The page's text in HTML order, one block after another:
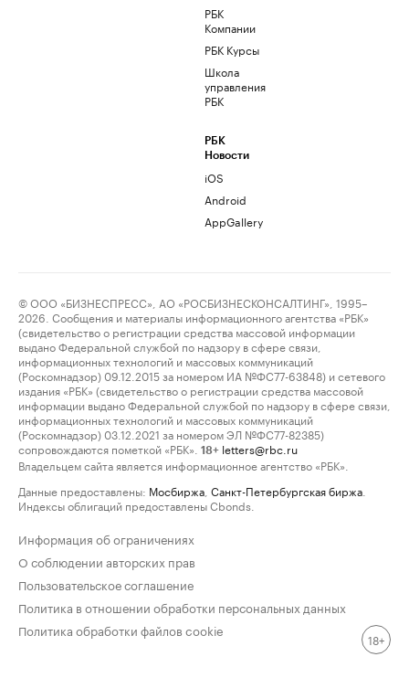
РБК
Компании
РБК Курсы
Школа
управления
РБК
РБК
Новости
iOS
Android
AppGallery
© ООО «БИЗНЕСПРЕСС», АО «РОСБИЗНЕСКОНСАЛТИНГ», 1995–
2026. Сообщения и материалы информационного агентства «РБК»
(свидетельство о регистрации средства массовой информации
выдано Федеральной службой по надзору в сфере связи,
информационных технологий и массовых коммуникаций
(Роскомнадзор) 09.12.2015 за номером ИА №ФС77-63848) и сетевого
издания «РБК» (свидетельство о регистрации средства массовой
информации выдано Федеральной службой по надзору в сфере связи,
информационных технологий и массовых коммуникаций
(Роскомнадзор) 03.12.2021 за номером ЭЛ №ФС77-82385)
сопровождаются пометкой «РБК».
18+ letters@rbc.ru
Владельцем сайта является информационное агентство «РБК».
Данные предоставлены: Мосбиржа Санкт-Петербургская биржа
Индексы облигаций предоставлены Cbonds.
Информация об ограничениях
О соблюдении авторских прав
Пользовательское соглашение
Политика в отношении обработки персональных данных
Политика обработки файлов cookie
18+